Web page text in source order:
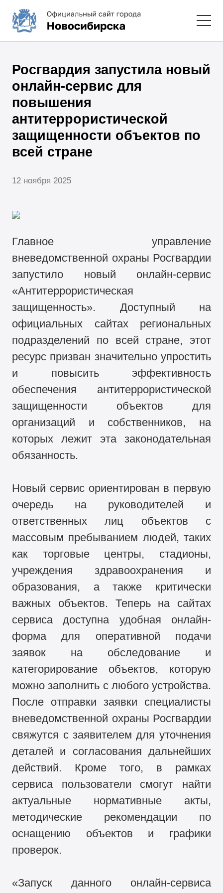
Росгвардия запустила новый
онлайн-сервис для
повышения
антитеррористической
защищенности объектов по
всей стране
12 ноября 2025
Главное управление
вневедомственной охраны Росгвардии
запустило новый онлайн-сервис
«Антитеррористическая
защищенность». Доступный на
официальных сайтах региональных
подразделений по всей стране, этот
ресурс призван значительно упростить
и повысить эффективность
обеспечения антитеррористической
защищенности объектов для
организаций и собственников, на
которых лежит эта законодательная
обязанность.
Новый сервис ориентирован в первую
очередь на руководителей и
ответственных лиц объектов c
массовым пребыванием людей, таких
как торговые центры, стадионы,
учреждения здравоохранения и
образования, а также критически
важных объектов. Теперь на сайтах
сервиса доступна удобная онлайн-
форма для оперативной подачи
заявок на обследование и
категорирование объектов, которую
можно заполнить с любого устройства.
После отправки заявки специалисты
вневедомственной охраны Росгвардии
свяжутся с заявителем для уточнения
деталей и согласования дальнейших
действий. Кроме того, в рамках
сервиса пользователи смогут найти
актуальные нормативные акты,
методические рекомендации по
оснащению объектов и графики
проверок.
«Запуск данного онлайн-сервиса